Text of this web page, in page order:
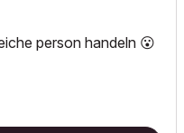
person handeln 😮